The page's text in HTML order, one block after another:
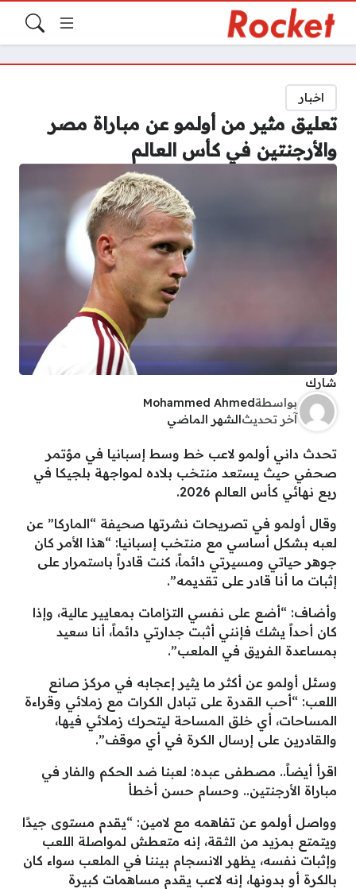
اخبار
تعليق مثير من أولمو عن مباراة مصر
والأرجنتين في كأس العالم
شارك
بواسطةMohammed Ahmed
آخر تحديثالشهر الماضي
تحدث داني أولمو لاعب خط وسط إسبانيا في مؤتمر
صحفي حيث يستعد منتخب بلاده لمواجهة بلجيكا في
ربع نهائي كأس العالم 2026.
وقال أولمو في تصريحات نشرتها صحيفة “الماركا” عن
لعبه بشكل أساسي مع منتخب إسبانيا: “هذا الأمر كان
جوهر حياتي ومسيرتي دائماً، كنت قادراً باستمرار على
إثبات ما أنا قادر على تقديمه”.
وأضاف: “أضع على نفسي التزامات بمعايير عالية، وإذا
كان أحداً يشك فإنني أثبت جدارتي دائماً، أنا سعيد
بمساعدة الفريق في الملعب”.
وسئل أولمو عن أكثر ما يثير إعجابه في مركز صانع
اللعب: “أحب القدرة على تبادل الكرات مع زملائي وقراءة
المساحات، أي خلق المساحة ليتحرك زملائي فيها،
والقادرين على إرسال الكرة في أي موقف”.
اقرأ أيضاً.. مصطفى عبده: لعبنا ضد الحكم والفار في
مباراة الأرجنتين.. وحسام حسن أخطأ
وواصل أولمو عن تفاهمه مع لامين: “يقدم مستوى جيدًا
ويتمتع بمزيد من الثقة، إنه متعطش لمواصلة اللعب
وإثبات نفسه، يظهر الانسجام بيننا في الملعب سواء كان
بالكرة أو بدونها، إنه لاعب يقدم مساهمات كبيرة